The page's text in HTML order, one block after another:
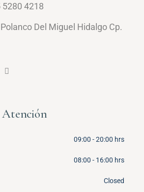
5280 4218
Del Miguel Hidalgo Cp.
Atención
09:00 - 20:00 hrs
08:00 - 16:00 hrs
Closed